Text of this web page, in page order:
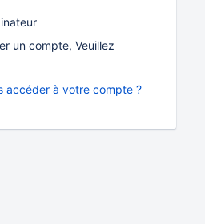
un compte, Veuillez
accéder à votre compte ?